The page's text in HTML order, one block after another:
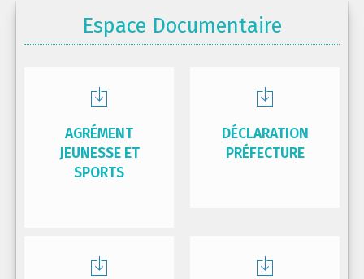
Espace Documentaire
AGRÉMENT
JEUNESSE ET
SPORTS
DÉCLARATION
PRÉFECTURE